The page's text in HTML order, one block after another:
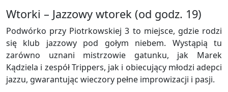
Wtorki – Jazzowy wtorek (od godz. 19)
Podwórko przy Piotrkowskiej 3 to miejsce, gdzie rodzi
się klub jazzowy pod gołym niebem. Wystąpią tu
zarówno uznani mistrzowie gatunku, jak Marek
Kądziela i zespół Trippers, jak i obiecujący młodzi adepci
jazzu, gwarantując wieczory pełne improwizacji i pasji.